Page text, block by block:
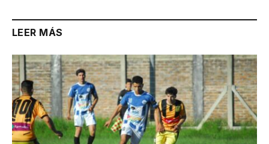
LEER MÁS